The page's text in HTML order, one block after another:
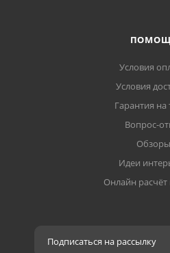
Условия
Условия
Гарантия на
Вопрос-
Обзоры
Идеи
Онлайн расчёт
Подписаться на рассылку